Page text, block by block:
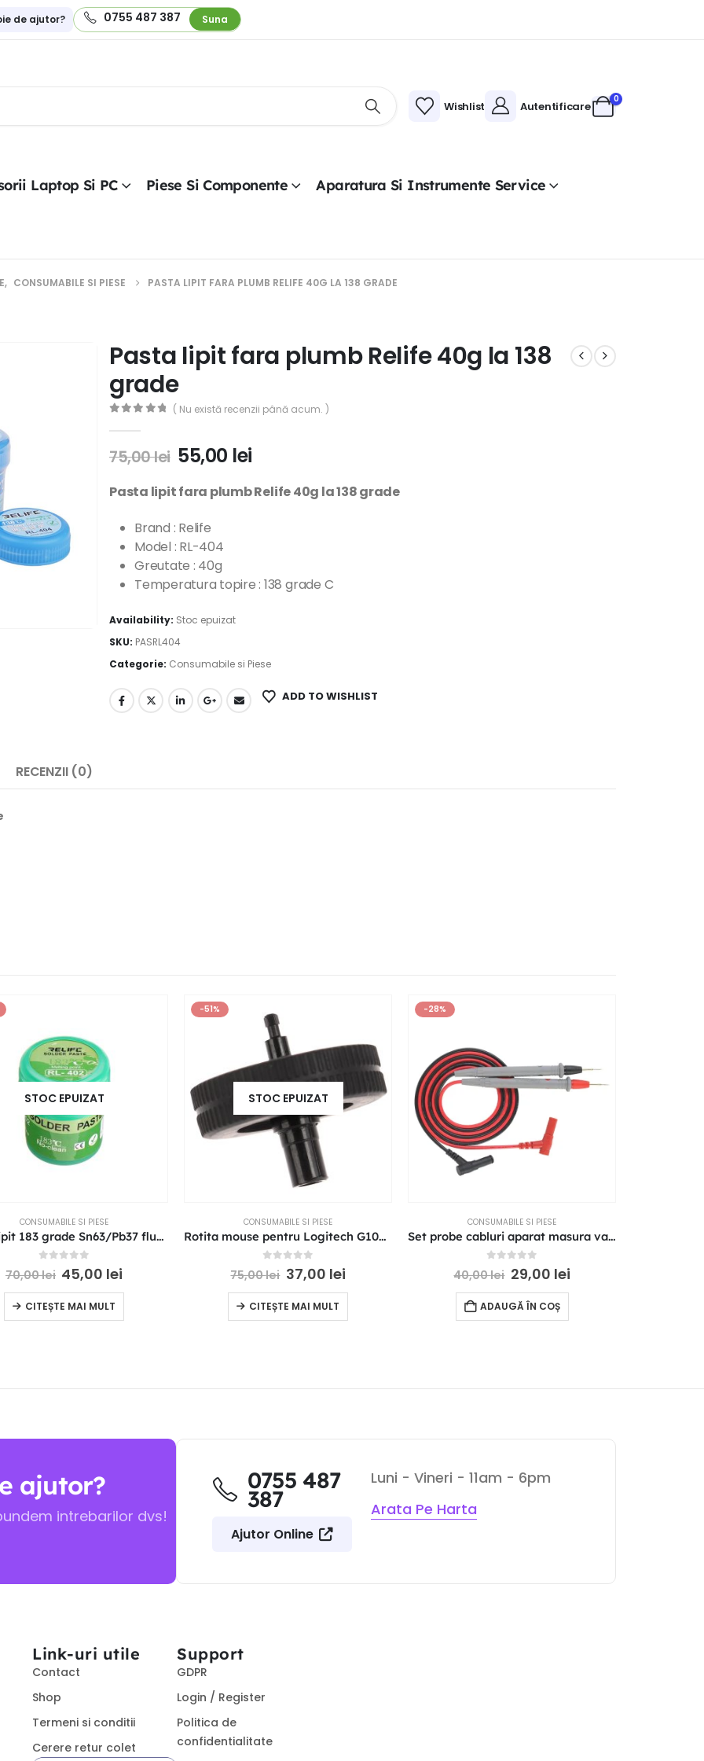
de ajutor? 0755 487 387 Suna
Wishlist Autentificare
0
Laptop Si PC Piese Si Componente Aparatura Si Instrumente Service
, CONSUMABILE SI PIESE PASTA LIPIT FARA PLUMB RELIFE 40G LA 138 GRADE
Pasta lipit fara plumb Relife 40g la 138
grade
( Nu există recenzii până acum. )
75,00lei 55,00 lei
Pasta lipit fara plumb Relife 40g la 138 grade
Brand : Relife
Model : RL-404
Greutate : 40g
Temperatura topire : 138 grade C
Availability: Stoc epuizat
SKU: PASRL404
Categorie: Consumabile si Piese
ADD TO WISHLIST
RECENZII (0)
STOC EPUIZAT
CONSUMABILE SI PIESE
Pasta lipit 183 grade Sn63/Pb37 flux no-clean Relife RL-402
out of 5
70,00lei 45,00 lei
CITEȘTE MAI MULT
-51%
STOC EPUIZAT
CONSUMABILE SI PIESE
Rotita mouse pentru Logitech G102 G304 G305 mouse scroll wheel roller
out of 5
75,00lei 37,00 lei
CITEȘTE MAI MULT
-28%
CONSUMABILE SI PIESE
Set probe cabluri aparat masura varf ac subtire
out of 5
40,00lei 29,00 lei
ADAUGĂ ÎN COȘ
ajutor?
intrebarilor dvs!
0755 487
387
Ajutor Online
Luni - Vineri - 11am - 6pm
Arata Pe Harta
Link-uri utile
Contact
Shop
Termeni si conditii
Cerere retur colet
Support
GDPR
Login / Register
Politica de
confidentialitate